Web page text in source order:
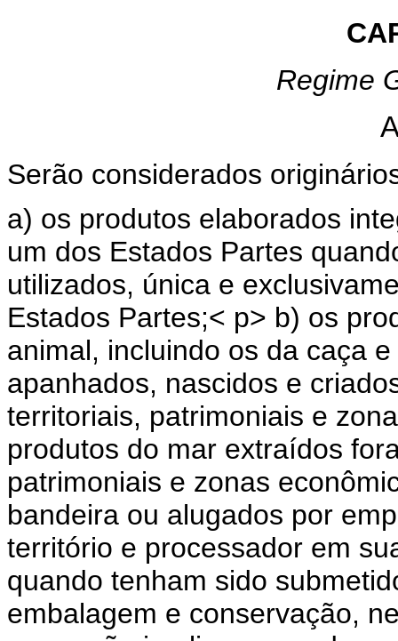
Regime
Serão considerados
a) os produtos elaborados
um dos Estados Partes
utilizados, única e
Estados Partes;< p> b) os
animal, incluindo os da caça
apanhados, nascidos e
territoriais, patrimoniais e
produtos do mar extraídos
patrimoniais e zonas
bandeira ou alugados por
território e processador em
quando tenham sido
embalagem e conservação,